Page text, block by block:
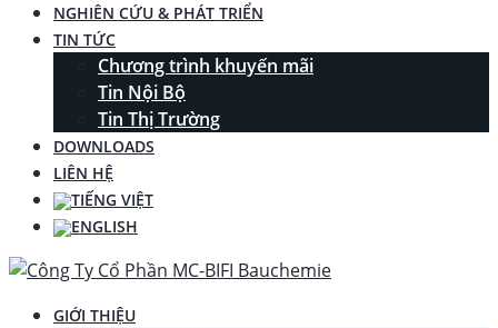
NGHIÊN CỨU & PHÁT TRIỂN
TIN TỨC
Chương trình khuyến mãi
Tin Nội Bộ
Tin Thị Trường
DOWNLOADS
LIÊN HỆ
GIỚI THIỆU